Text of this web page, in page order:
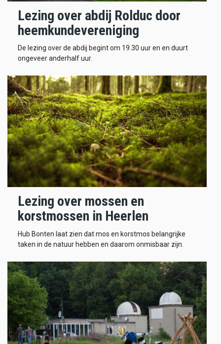
Lezing over abdij Rolduc door
heemkundevereniging
De lezing over de abdij begint om 19.30 uur en en duurt
ongeveer anderhalf uur.
Lezing over mossen en
korstmossen in Heerlen
Hub Bonten laat zien dat mos en korstmos belangrijke
taken in de natuur hebben en daarom onmisbaar zijn.